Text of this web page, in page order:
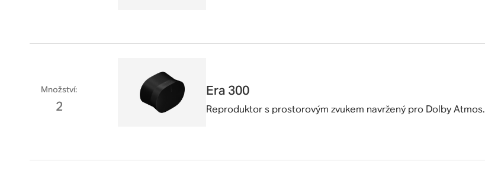
Množství:
2
Era 300
Reproduktor s prostorovým zvukem navržený pro Dolby Atmos.